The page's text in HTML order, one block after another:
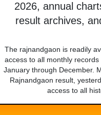
2026, annual
result archives,
The rajnandgaon is readily
access to all monthly
January through December.
Rajnandgaon result,
access to all